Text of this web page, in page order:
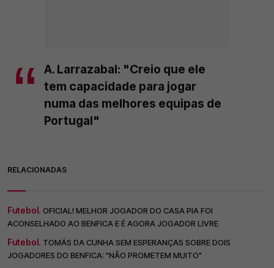
A. Larrazabal: "Creio que ele
tem capacidade para jogar
numa das melhores equipas de
Portugal"
RELACIONADAS
Futebol. OFICIAL! MELHOR JOGADOR DO CASA PIA FOI
ACONSELHADO AO BENFICA E É AGORA JOGADOR LIVRE
Futebol. TOMÁS DA CUNHA SEM ESPERANÇAS SOBRE DOIS
JOGADORES DO BENFICA: "NÃO PROMETEM MUITO"